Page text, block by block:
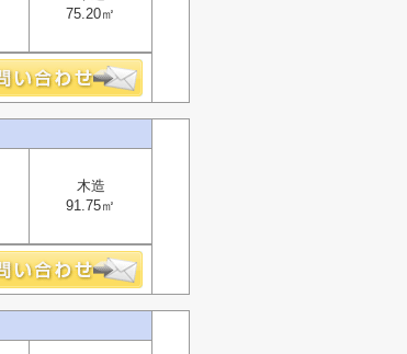
75.20㎡
木造
91.75㎡